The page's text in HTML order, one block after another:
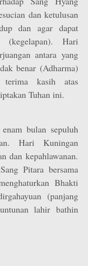
dan ketulusan
dan agar dapat
Hari
antara yang
benar (Adharma)
terima kasih atas
Tuhan ini.
bulan sepuluh
Hari Kuningan
dan kepahlawanan.
Pitara bersama
Bhakti
(panjang
lahir bathin